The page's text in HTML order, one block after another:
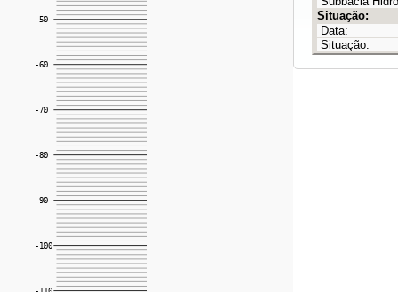
Situação:
Data:
Situação: